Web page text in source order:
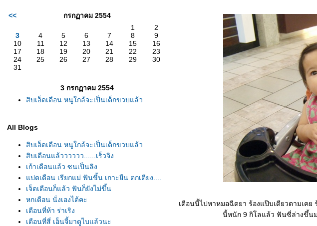
<<
กรกฏาคม 2554
1
2
3
4 5 6 7 8
9
10
11 12 13 14 15
16
17
18 19 20 21 22
23
24
25 26 27 28 29
30
31
3 กรกฏาคม 2554
สิบเอ็ดเดือน หนูใกล้จะเป็นเด็กขวบแล้ว
All Blogs
สิบเอ็ดเดือน หนูใกล้จะเป็นเด็กขวบแล้ว
สิบเดือนแล้วววววว......เร็วจิง
เก้าเดือนแล้ว ซนเป็นลิง
ปดเดือน เรียกแม่ ฟันขี้น เกาะยืน ตกเตียง....
เจ็ดเดือนก็แล้ว ฟันก็ยังไม่ขึ้น
หกเดือน นั่งเองได้คะ
เดือนที่ห้า ร่าเริง
เดือนที่สี่ เอ็นจี้มาดูไบแล้วนะ
เดือนนี้ไปหาหมอฉีดยา ร้องแป๊บเดียวตามเคย
นี้หนัก 9 กิโลแล้ว ฟันซี่ล่างขึ้น